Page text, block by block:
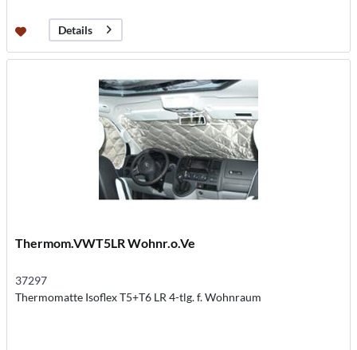
Details
Thermom.VWT5LR Wohnr.o.Ve
37297
Thermomatte Isoflex T5+T6 LR 4-tlg. f. Wohnraum